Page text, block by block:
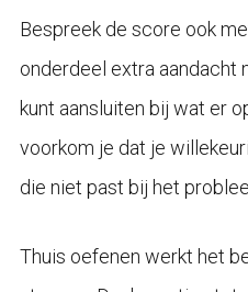
Bespreek de score ook
onderdeel extra aandacht
kunt aansluiten bij wat er
voorkom je dat je
die niet past bij het
Thuis oefenen werkt het